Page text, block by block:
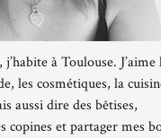
à Toulouse. J’aime
les cosmétiques, la
aussi dire des bêtises,
copines et partager mes